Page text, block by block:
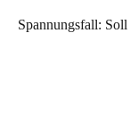
Spannungsfall: